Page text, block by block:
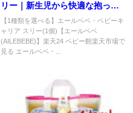
リー｜新生児から快適な抱っこ
紐を徹底解説
【1種類を選べる】エールベベ・ベビーキ
ャリア スリー(1個)【エールベベ
(AILEBEBE)】楽天24 ベビー館楽天市場で
見る エールベベ・...